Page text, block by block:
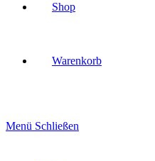
Shop
Warenkorb
Menü Schließen